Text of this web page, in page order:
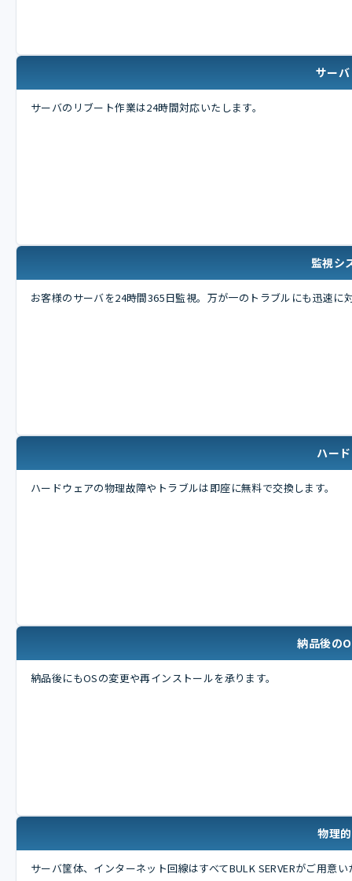
サー
サーバのリブート作業は24時間対応いたします。
監視シ
お客様のサーバを24時間365日監視。万が一のトラブルにも迅速に
ハー
ハードウェアの物理故障やトラブルは即座に無料で交換します。
納品後の
納品後にもOSの変更や再インストールを承ります。
物理
サーバ筐体、インターネット回線はすべてBULK SERVERがご用意